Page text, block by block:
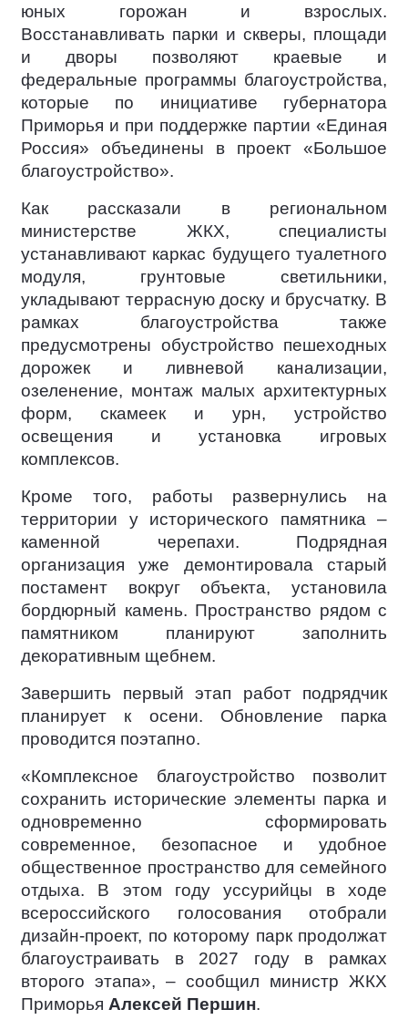
юных горожан и взрослых.
Восстанавливать парки и скверы, площади
и дворы позволяют краевые и
федеральные программы благоустройства,
которые по инициативе губернатора
Приморья и при поддержке партии «Единая
Россия» объединены в проект «Большое
благоустройство».
Как рассказали в региональном
министерстве ЖКХ, специалисты
устанавливают каркас будущего туалетного
модуля, грунтовые светильники,
укладывают террасную доску и брусчатку. В
рамках благоустройства также
предусмотрены обустройство пешеходных
дорожек и ливневой канализации,
озеленение, монтаж малых архитектурных
форм, скамеек и урн, устройство
освещения и установка игровых
комплексов.
Кроме того, работы развернулись на
территории у исторического памятника –
каменной черепахи. Подрядная
организация уже демонтировала старый
постамент вокруг объекта, установила
бордюрный камень. Пространство рядом с
памятником планируют заполнить
декоративным щебнем.
Завершить первый этап работ подрядчик
планирует к осени. Обновление парка
проводится поэтапно.
«Комплексное благоустройство позволит
сохранить исторические элементы парка и
одновременно сформировать
современное, безопасное и удобное
общественное пространство для семейного
отдыха. В этом году уссурийцы в ходе
всероссийского голосования отобрали
дизайн-проект, по которому парк продолжат
благоустраивать в 2027 году в рамках
второго этапа», – сообщил министр ЖКХ
Приморья Алексей Першин.